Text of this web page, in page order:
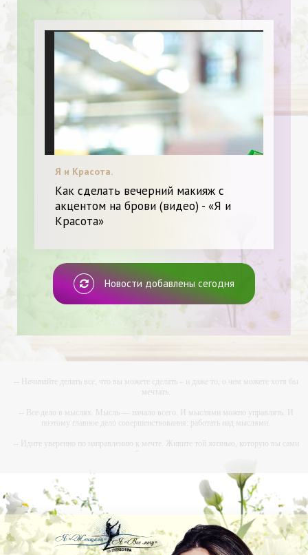
Я и Красота.
Как сделать вечерний макияж с
акцентом на брови (видео) - «Я и
Красота»
Новости добавлены сегодня
-- Начинайте делать все, что вы можете сделать – и даже то, о чем можете хотя бы
мечтать.
-- Все дело в мыслях. Мысль — начало всего. И мыслями можно управлять. И
поэтому главное дело совершенствования: работать над мыслями.
-- Идите уверенно по направлению к мечте. Живите той жизнью, которую вы сами
-- Самое большое богатство — это ум. Самая большая нищета — глупость. Из всех
страхов самый пугающий — самолюбование.
-- Лучшее, что можно сделать с хорошим советом, это пропустить его мимо ушей. Он
никогда не бывает полезен никому, кроме того, кто его дал.
-- Люблю давать советы и очень не люблю, когда их дают мне.